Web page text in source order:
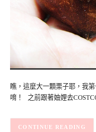
瞧，這麼大一顆栗子耶，我
唷！ 之前跟著妯娌去
CONTINUE READING